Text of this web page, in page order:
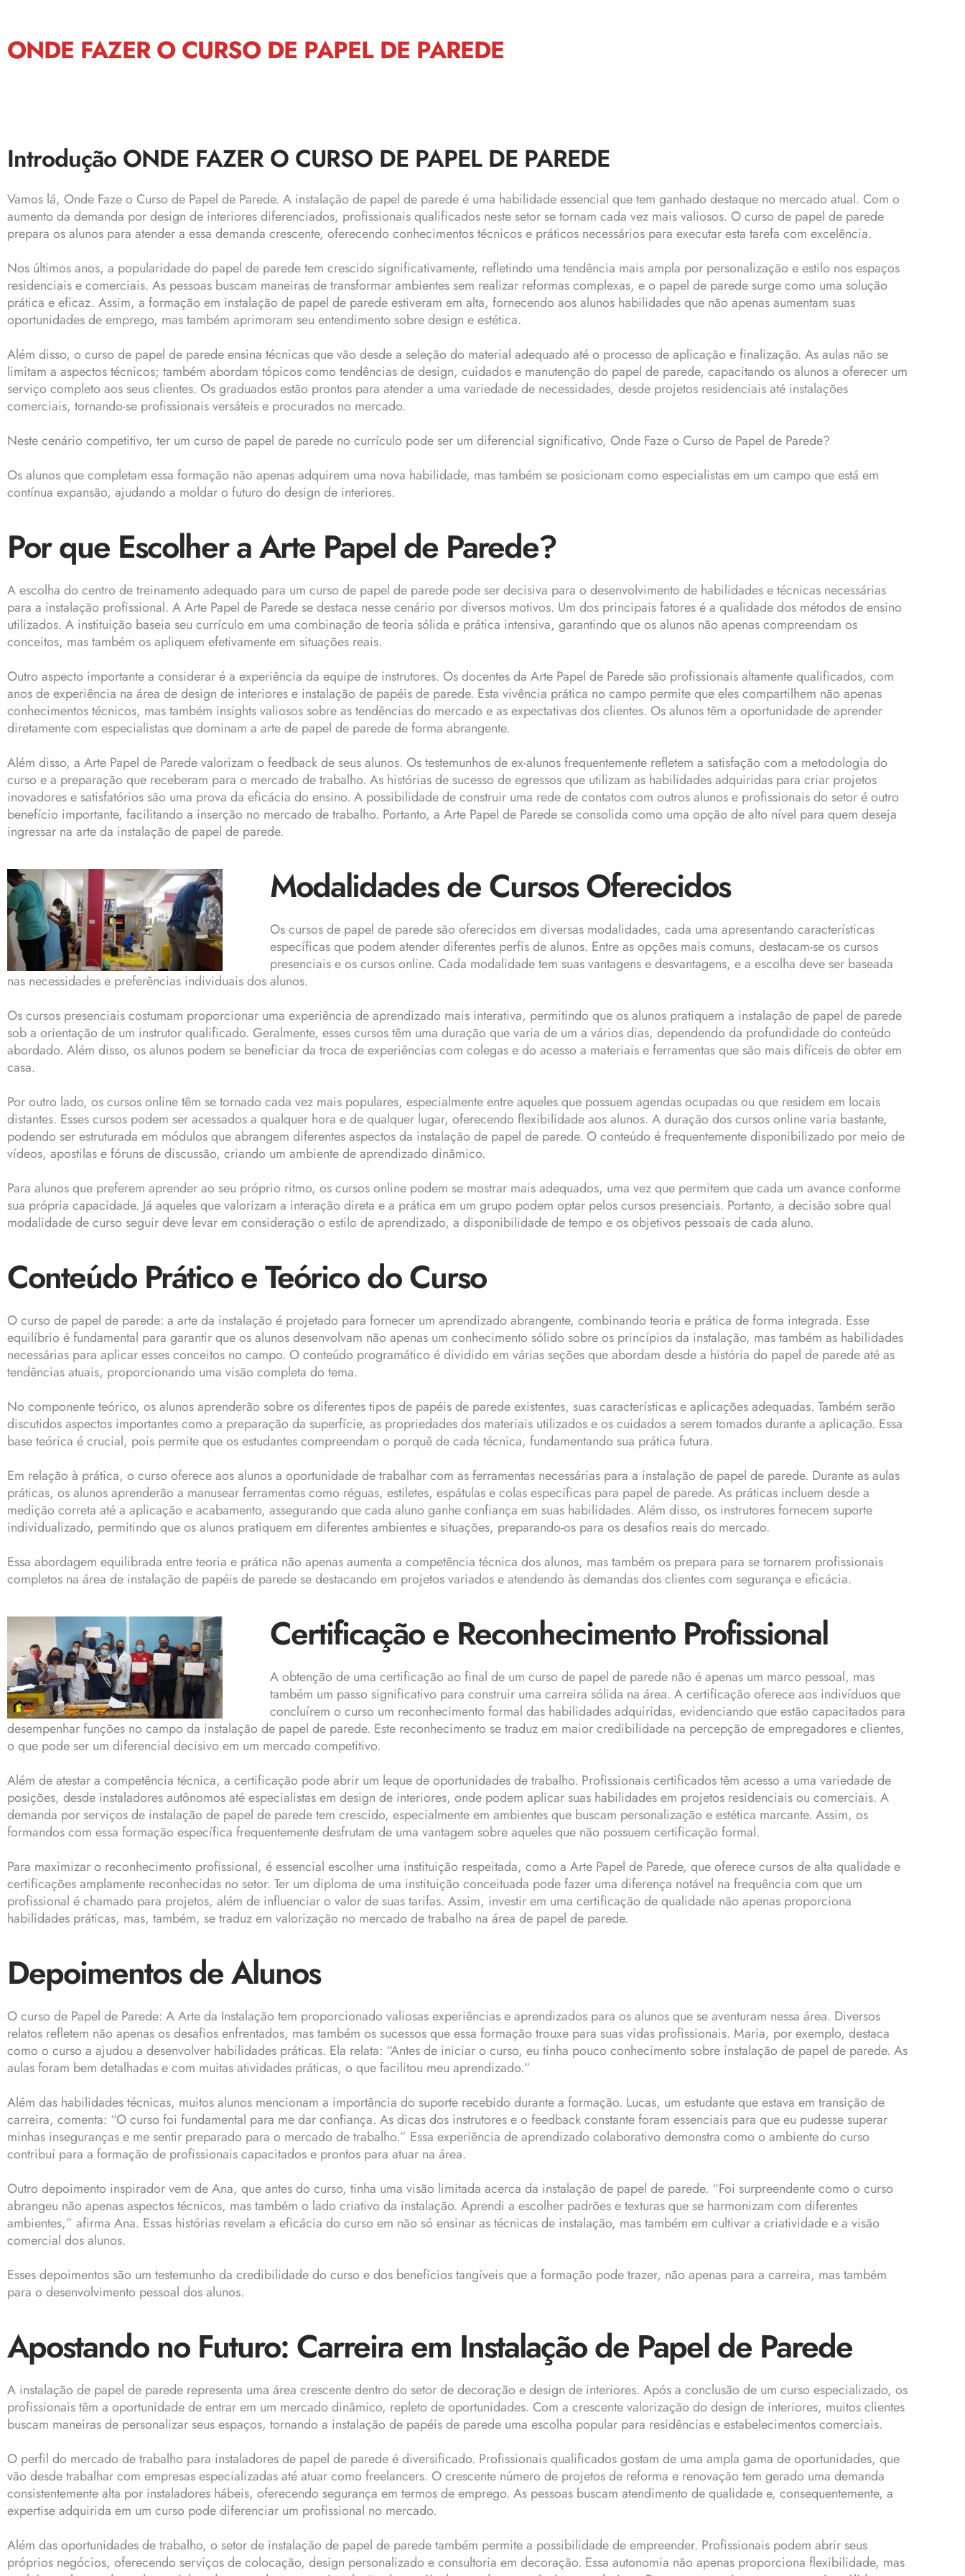
ONDE FAZER O CURSO DE PAPEL DE PAREDE
Introdução ONDE FAZER O CURSO DE PAPEL DE PAREDE
Vamos lá, Onde Faze o Curso de Papel de Parede. A instalação de papel de parede é uma habilidade essencial que tem ganhado destaque no mercado atual. Com o
aumento da demanda por design de interiores diferenciados, profissionais qualificados neste setor se tornam cada vez mais valiosos. O curso de papel de parede
prepara os alunos para atender a essa demanda crescente, oferecendo conhecimentos técnicos e práticos necessários para executar esta tarefa com excelência.
Nos últimos anos, a popularidade do papel de parede tem crescido significativamente, refletindo uma tendência mais ampla por personalização e estilo nos espaços
residenciais e comerciais. As pessoas buscam maneiras de transformar ambientes sem realizar reformas complexas, e o papel de parede surge como uma solução
prática e eficaz. Assim, a formação em instalação de papel de parede estiveram em alta, fornecendo aos alunos habilidades que não apenas aumentam suas
oportunidades de emprego, mas também aprimoram seu entendimento sobre design e estética.
Além disso, o curso de papel de parede ensina técnicas que vão desde a seleção do material adequado até o processo de aplicação e finalização. As aulas não se
limitam a aspectos técnicos; também abordam tópicos como tendências de design, cuidados e manutenção do papel de parede, capacitando os alunos a oferecer um
serviço completo aos seus clientes. Os graduados estão prontos para atender a uma variedade de necessidades, desde projetos residenciais até instalações
comerciais, tornando-se profissionais versáteis e procurados no mercado.
Neste cenário competitivo, ter um curso de papel de parede no currículo pode ser um diferencial significativo, Onde Faze o Curso de Papel de Parede?
Os alunos que completam essa formação não apenas adquirem uma nova habilidade, mas também se posicionam como especialistas em um campo que está em
contínua expansão, ajudando a moldar o futuro do design de interiores.
Por que Escolher a Arte Papel de Parede?
A escolha do centro de treinamento adequado para um curso de papel de parede pode ser decisiva para o desenvolvimento de habilidades e técnicas necessárias
para a instalação profissional. A Arte Papel de Parede se destaca nesse cenário por diversos motivos. Um dos principais fatores é a qualidade dos métodos de ensino
utilizados. A instituição baseia seu currículo em uma combinação de teoria sólida e prática intensiva, garantindo que os alunos não apenas compreendam os
conceitos, mas também os apliquem efetivamente em situações reais.
Outro aspecto importante a considerar é a experiência da equipe de instrutores. Os docentes da Arte Papel de Parede são profissionais altamente qualificados, com
anos de experiência na área de design de interiores e instalação de papéis de parede. Esta vivência prática no campo permite que eles compartilhem não apenas
conhecimentos técnicos, mas também insights valiosos sobre as tendências do mercado e as expectativas dos clientes. Os alunos têm a oportunidade de aprender
diretamente com especialistas que dominam a arte de papel de parede de forma abrangente.
Além disso, a Arte Papel de Parede valorizam o feedback de seus alunos. Os testemunhos de ex-alunos frequentemente refletem a satisfação com a metodologia do
curso e a preparação que receberam para o mercado de trabalho. As histórias de sucesso de egressos que utilizam as habilidades adquiridas para criar projetos
inovadores e satisfatórios são uma prova da eficácia do ensino. A possibilidade de construir uma rede de contatos com outros alunos e profissionais do setor é outro
benefício importante, facilitando a inserção no mercado de trabalho. Portanto, a Arte Papel de Parede se consolida como uma opção de alto nível para quem deseja
ingressar na arte da instalação de papel de parede.
Modalidades de Cursos Oferecidos
Os cursos de papel de parede são oferecidos em diversas modalidades, cada uma apresentando características
específicas que podem atender diferentes perfis de alunos. Entre as opções mais comuns, destacam-se os cursos
presenciais e os cursos online. Cada modalidade tem suas vantagens e desvantagens, e a escolha deve ser baseada
nas necessidades e preferências individuais dos alunos.
Os cursos presenciais costumam proporcionar uma experiência de aprendizado mais interativa, permitindo que os alunos pratiquem a instalação de papel de parede
sob a orientação de um instrutor qualificado. Geralmente, esses cursos têm uma duração que varia de um a vários dias, dependendo da profundidade do conteúdo
abordado. Além disso, os alunos podem se beneficiar da troca de experiências com colegas e do acesso a materiais e ferramentas que são mais difíceis de obter em
casa.
Por outro lado, os cursos online têm se tornado cada vez mais populares, especialmente entre aqueles que possuem agendas ocupadas ou que residem em locais
distantes. Esses cursos podem ser acessados a qualquer hora e de qualquer lugar, oferecendo flexibilidade aos alunos. A duração dos cursos online varia bastante,
podendo ser estruturada em módulos que abrangem diferentes aspectos da instalação de papel de parede. O conteúdo é frequentemente disponibilizado por meio de
vídeos, apostilas e fóruns de discussão, criando um ambiente de aprendizado dinâmico.
Para alunos que preferem aprender ao seu próprio ritmo, os cursos online podem se mostrar mais adequados, uma vez que permitem que cada um avance conforme
sua própria capacidade. Já aqueles que valorizam a interação direta e a prática em um grupo podem optar pelos cursos presenciais. Portanto, a decisão sobre qual
modalidade de curso seguir deve levar em consideração o estilo de aprendizado, a disponibilidade de tempo e os objetivos pessoais de cada aluno.
Conteúdo Prático e Teórico do Curso
O curso de papel de parede: a arte da instalação é projetado para fornecer um aprendizado abrangente, combinando teoria e prática de forma integrada. Esse
equilíbrio é fundamental para garantir que os alunos desenvolvam não apenas um conhecimento sólido sobre os princípios da instalação, mas também as habilidades
necessárias para aplicar esses conceitos no campo. O conteúdo programático é dividido em várias seções que abordam desde a história do papel de parede até as
tendências atuais, proporcionando uma visão completa do tema.
No componente teórico, os alunos aprenderão sobre os diferentes tipos de papéis de parede existentes, suas características e aplicações adequadas. Também serão
discutidos aspectos importantes como a preparação da superfície, as propriedades dos materiais utilizados e os cuidados a serem tomados durante a aplicação. Essa
base teórica é crucial, pois permite que os estudantes compreendam o porquê de cada técnica, fundamentando sua prática futura.
Em relação à prática, o curso oferece aos alunos a oportunidade de trabalhar com as ferramentas necessárias para a instalação de papel de parede. Durante as aulas
práticas, os alunos aprenderão a manusear ferramentas como réguas, estiletes, espátulas e colas específicas para papel de parede. As práticas incluem desde a
medição correta até a aplicação e acabamento, assegurando que cada aluno ganhe confiança em suas habilidades. Além disso, os instrutores fornecem suporte
individualizado, permitindo que os alunos pratiquem em diferentes ambientes e situações, preparando-os para os desafios reais do mercado.
Essa abordagem equilibrada entre teoria e prática não apenas aumenta a competência técnica dos alunos, mas também os prepara para se tornarem profissionais
completos na área de instalação de papéis de parede se destacando em projetos variados e atendendo às demandas dos clientes com segurança e eficácia.
Certificação e Reconhecimento Profissional
A obtenção de uma certificação ao final de um curso de papel de parede não é apenas um marco pessoal, mas
também um passo significativo para construir uma carreira sólida na área. A certificação oferece aos indivíduos que
concluírem o curso um reconhecimento formal das habilidades adquiridas, evidenciando que estão capacitados para
desempenhar funções no campo da instalação de papel de parede. Este reconhecimento se traduz em maior credibilidade na percepção de empregadores e clientes,
o que pode ser um diferencial decisivo em um mercado competitivo.
Além de atestar a competência técnica, a certificação pode abrir um leque de oportunidades de trabalho. Profissionais certificados têm acesso a uma variedade de
posições, desde instaladores autônomos até especialistas em design de interiores, onde podem aplicar suas habilidades em projetos residenciais ou comerciais. A
demanda por serviços de instalação de papel de parede tem crescido, especialmente em ambientes que buscam personalização e estética marcante. Assim, os
formandos com essa formação específica frequentemente desfrutam de uma vantagem sobre aqueles que não possuem certificação formal.
Para maximizar o reconhecimento profissional, é essencial escolher uma instituição respeitada, como a Arte Papel de Parede, que oferece cursos de alta qualidade e
certificações amplamente reconhecidas no setor. Ter um diploma de uma instituição conceituada pode fazer uma diferença notável na frequência com que um
profissional é chamado para projetos, além de influenciar o valor de suas tarifas. Assim, investir em uma certificação de qualidade não apenas proporciona
habilidades práticas, mas, também, se traduz em valorização no mercado de trabalho na área de papel de parede.
Depoimentos de Alunos
O curso de Papel de Parede: A Arte da Instalação tem proporcionado valiosas experiências e aprendizados para os alunos que se aventuram nessa área. Diversos
relatos refletem não apenas os desafios enfrentados, mas também os sucessos que essa formação trouxe para suas vidas profissionais. Maria, por exemplo, destaca
como o curso a ajudou a desenvolver habilidades práticas. Ela relata: “Antes de iniciar o curso, eu tinha pouco conhecimento sobre instalação de papel de parede. As
aulas foram bem detalhadas e com muitas atividades práticas, o que facilitou meu aprendizado.”
Além das habilidades técnicas, muitos alunos mencionam a importância do suporte recebido durante a formação. Lucas, um estudante que estava em transição de
carreira, comenta: “O curso foi fundamental para me dar confiança. As dicas dos instrutores e o feedback constante foram essenciais para que eu pudesse superar
minhas inseguranças e me sentir preparado para o mercado de trabalho.” Essa experiência de aprendizado colaborativo demonstra como o ambiente do curso
contribui para a formação de profissionais capacitados e prontos para atuar na área.
Outro depoimento inspirador vem de Ana, que antes do curso, tinha uma visão limitada acerca da instalação de papel de parede. “Foi surpreendente como o curso
abrangeu não apenas aspectos técnicos, mas também o lado criativo da instalação. Aprendi a escolher padrões e texturas que se harmonizam com diferentes
ambientes,” afirma Ana. Essas histórias revelam a eficácia do curso em não só ensinar as técnicas de instalação, mas também em cultivar a criatividade e a visão
comercial dos alunos.
Esses depoimentos são um testemunho da credibilidade do curso e dos benefícios tangíveis que a formação pode trazer, não apenas para a carreira, mas também
para o desenvolvimento pessoal dos alunos.
Apostando no Futuro: Carreira em Instalação de Papel de Parede
A instalação de papel de parede representa uma área crescente dentro do setor de decoração e design de interiores. Após a conclusão de um curso especializado, os
profissionais têm a oportunidade de entrar em um mercado dinâmico, repleto de oportunidades. Com a crescente valorização do design de interiores, muitos clientes
buscam maneiras de personalizar seus espaços, tornando a instalação de papéis de parede uma escolha popular para residências e estabelecimentos comerciais.
O perfil do mercado de trabalho para instaladores de papel de parede é diversificado. Profissionais qualificados gostam de uma ampla gama de oportunidades, que
vão desde trabalhar com empresas especializadas até atuar como freelancers. O crescente número de projetos de reforma e renovação tem gerado uma demanda
consistentemente alta por instaladores hábeis, oferecendo segurança em termos de emprego. As pessoas buscam atendimento de qualidade e, consequentemente, a
expertise adquirida em um curso pode diferenciar um profissional no mercado.
Além das oportunidades de trabalho, o setor de instalação de papel de parede também permite a possibilidade de empreender. Profissionais podem abrir seus
próprios negócios, oferecendo serviços de colocação, design personalizado e consultoria em decoração. Essa autonomia não apenas proporciona flexibilidade, mas